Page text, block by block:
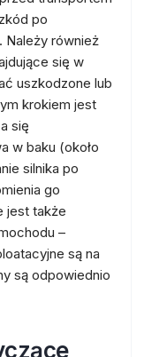
po
również
się w
uszkodzone lub
krokiem jest
się
w baku (około
silnika po
go
jest także
–
są na
są odpowiednio